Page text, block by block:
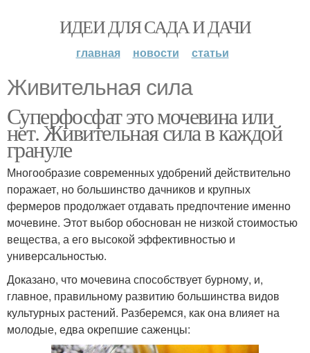
ИДЕИ ДЛЯ САДА И ДАЧИ
главная новости статьи
Живительная сила
Суперфосфат это мочевина или
нет. Живительная сила в каждой
грануле
Многообразие современных удобрений действительно
поражает, но большинство дачников и крупных
фермеров продолжает отдавать предпочтение именно
мочевине. Этот выбор обоснован не низкой стоимостью
вещества, а его высокой эффективностью и
универсальностью.
Доказано, что мочевина способствует бурному, и,
главное, правильному развитию большинства видов
культурных растений. Разберемся, как она влияет на
молодые, едва окрепшие саженцы: